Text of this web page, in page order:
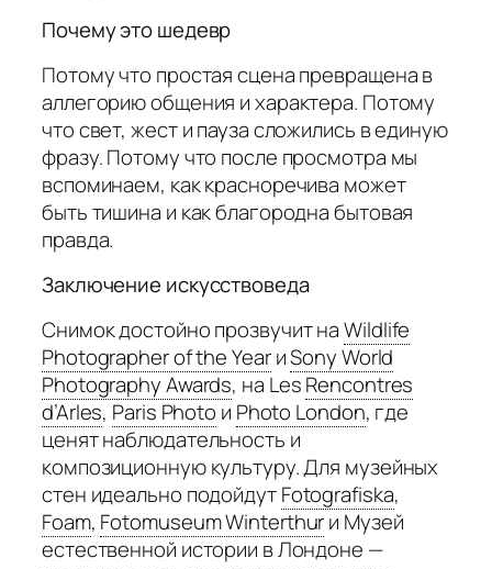
Почему это шедевр
Потому что простая сцена превращена в
аллегорию общения и характера. Потому
что свет, жест и пауза сложились в единую
фразу. Потому что после просмотра мы
вспоминаем, как красноречива может
быть тишина и как благородна бытовая
правда.
Заключение искусствоведа
Снимок достойно прозвучит наWildlife
Photographer of the Year иSony World
Photography Awards, на LesRencontres
d’Arles, Paris Photo и Photo London, где
ценят наблюдательность и
композиционную культуру. Для музейных
стен идеально подойдутFotografiska,
Foam, Fotomuseum Winterthurи Музей
естественной истории в Лондоне —